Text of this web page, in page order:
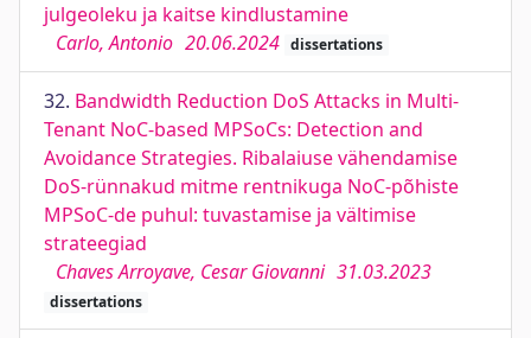
julgeoleku ja kaitse kindlustamine
Carlo, Antonio 20.06.2024 dissertations
32. Bandwidth Reduction DoS Attacks in Multi-
Tenant NoC-based MPSoCs: Detection and
Avoidance Strategies. Ribalaiuse vähendamise
DoS-rünnakud mitme rentnikuga NoC-põhiste
MPSoC-de puhul: tuvastamise ja vältimise
strateegiad
Chaves Arroyave, Cesar Giovanni 31.03.2023
dissertations